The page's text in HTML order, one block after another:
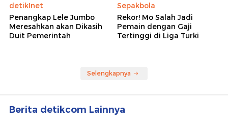
detikInet
Penangkap Lele Jumbo
Meresahkan akan Dikasih
Duit Pemerintah
Sepakbola
Rekor! Mo Salah Jadi
Pemain dengan Gaji
Tertinggi di Liga Turki
Selengkapnya
Berita detikcom Lainnya